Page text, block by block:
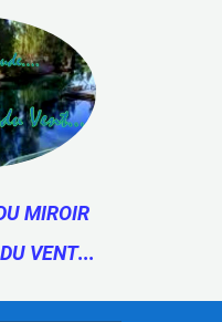
MIROIR
VENT...